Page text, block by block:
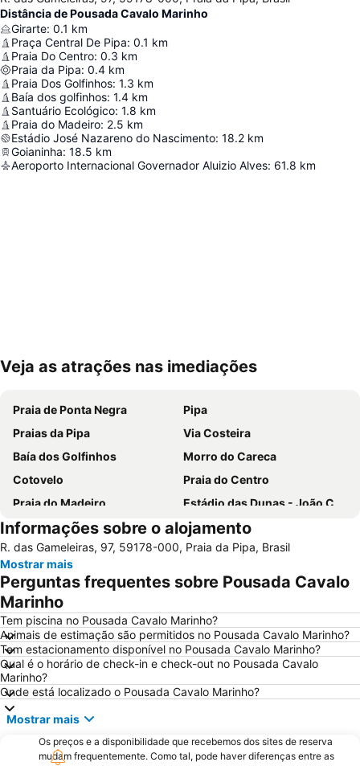
Distância de Pousada Cavalo Marinho
Girarte: 0.1 km
Praça Central De Pipa: 0.1 km
Praia Do Centro: 0.3 km
Praia da Pipa: 0.4 km
Praia Dos Golfinhos: 1.3 km
Baía dos golfinhos: 1.4 km
Santuário Ecológico: 1.8 km
Praia do Madeiro: 2.5 km
Estádio José Nazareno do Nascimento: 18.2 km
Goianinha: 18.5 km
Aeroporto Internacional Governador Aluizio Alves: 61.8 km
Ampliar mapa
Veja as atrações nas imediações
Praia de Ponta Negra
Pipa
Praias da Pipa
Via Costeira
Baía dos Golfinhos
Morro do Careca
Cotovelo
Praia do Centro
Praia do Madeiro
Estádio das Dunas - João Cláudio de Vasconcelos Machado
Centro de Convenções de Natal
Praia do Amor
Praia de Búzios
Praia do Giz
Barra de Tabatinga
Areia Preta
Informações sobre o alojamento
R. das Gameleiras, 97, 59178-000, Praia da Pipa, Brasil
Mostrar mais
Perguntas frequentes sobre Pousada Cavalo
Marinho
Tem piscina no Pousada Cavalo Marinho?
Animais de estimação são permitidos no Pousada Cavalo Marinho?
Tem estacionamento disponível no Pousada Cavalo Marinho?
Qual é o horário de check-in e check-out no Pousada Cavalo
Marinho?
Onde está localizado o Pousada Cavalo Marinho?
Mostrar mais
Os preços e a disponibilidade que recebemos dos sites de reserva
mudam frequentemente. Como tal, pode haver diferenças entre as